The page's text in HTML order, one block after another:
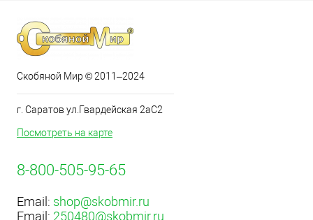
Скобяной Мир © 2011–2024
г. Саратов ул.Гвардейская 2аС2
Посмотреть на карте
8-800-505-95-65
Email: shop@skobmir.ru
Email: 250480@skobmir.ru